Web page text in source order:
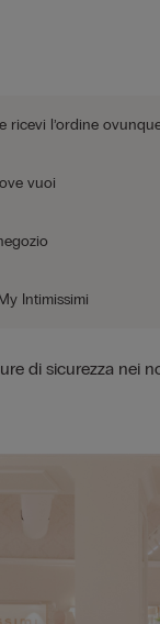
ricevi l’ordine
vuoi
Intimissimi
di sicurezza nei